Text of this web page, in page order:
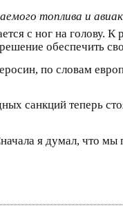
топлива и
с ног на голову. К
обеспечить
по словам
санкций теперь
я думал, что мы